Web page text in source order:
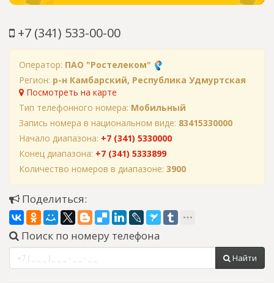
+7 (341) 533-00-00
Оператор: ПАО "Ростелеком"
Регион: р-н Камбарский, Республика Удмуртская
Посмотреть на карте
Тип телефонного номера: Мобильный
Запись номера в национальном виде: 83415330000
Начало диапазона: +7 (341) 5330000
Конец диапазона: +7 (341) 5333899
Количество номеров в диапазоне: 3900
Поделиться:
Поиск по номеру телефона
Найти